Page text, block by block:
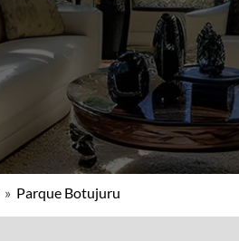
» Parque Botujuru